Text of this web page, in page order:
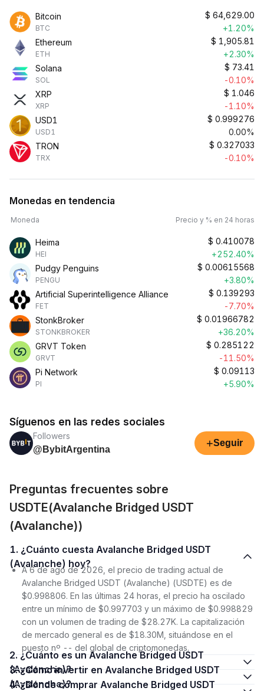
Bitcoin
BTC
$ 64,629.00
+1.20%
Ethereum
ETH
$ 1,905.81
+2.30%
Solana
SOL
$ 73.41
-0.10%
XRP
XRP
$ 1.046
-1.10%
USD1
USD1
$ 0.999276
0.00%
TRON
TRX
$ 0.327033
-0.10%
Monedas en tendencia
Moneda Precio y % en 24 horas
Heima
HEI
$ 0.410078
+252.40%
Pudgy Penguins
PENGU
$ 0.00615568
+3.80%
Artificial Superintelligence Alliance
FET
$ 0.139293
-7.70%
StonkBroker
STONKBROKER
$ 0.01966782
+36.20%
GRVT Token
GRVT
$ 0.285122
-11.50%
Pi Network
PI
$ 0.09113
+5.90%
Síguenos en las redes sociales
Followers
@BybitArgentina
+Seguir
Preguntas frecuentes sobre
USDTE(Avalanche Bridged USDT
(Avalanche))
1. ¿Cuánto cuesta Avalanche Bridged USDT
(Avalanche) hoy?
A 6 de ago de 2026, el precio de trading actual de
Avalanche Bridged USDT (Avalanche) (USDTE) es de
$0.998806. En las últimas 24 horas, el precio ha oscilado
entre un mínimo de $0.997703 y un máximo de $0.998829
con un volumen de trading de $28.27K. La capitalización
de mercado general es de $18.30M, situándose en el
puesto nº -- del global de criptomonedas.
2. ¿Cuánto es un Avalanche Bridged USDT
(Avalanche)?
3. ¿Cómo invertir en Avalanche Bridged USDT
(Avalanche)?
4. ¿Dónde comprar Avalanche Bridged USDT